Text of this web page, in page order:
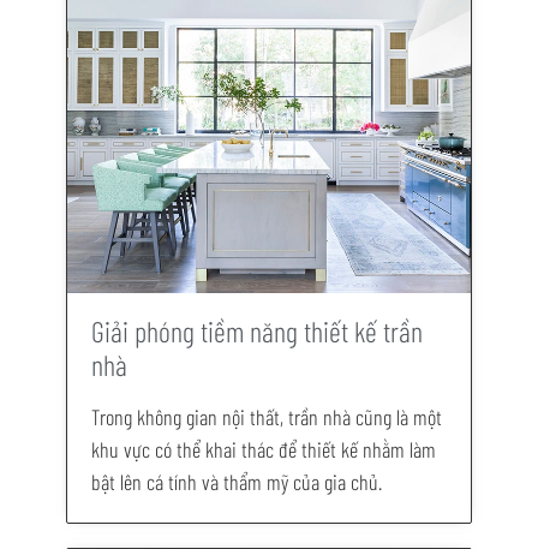
Giải phóng tiềm năng thiết kế trần
nhà
Trong không gian nội thất, trần nhà cũng là một
khu vực có thể khai thác để thiết kế nhằm làm
bật lên cá tính và thẩm mỹ của gia chủ.